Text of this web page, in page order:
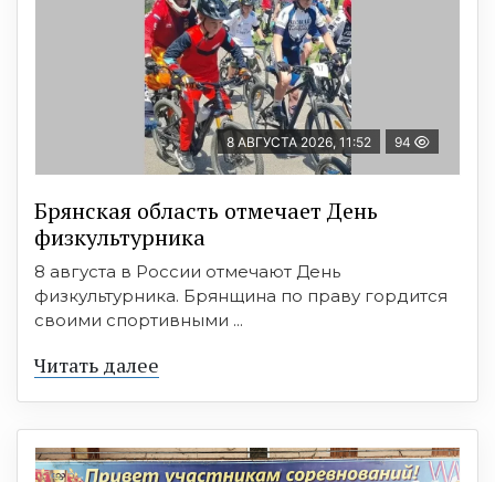
8 АВГУСТА 2026, 11:52 94
Брянская область отмечает День
физкультурника
8 августа в России отмечают День
физкультурника. Брянщина по праву гордится
своими спортивными ...
Читать далее